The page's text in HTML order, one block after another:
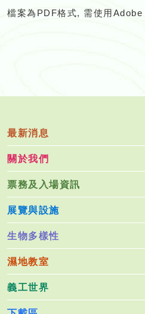
檔案為PDF格式, 需使用
最新消息
關於我們
票務及入場資訊
展覽與設施
生物多樣性
濕地教室
義工世界